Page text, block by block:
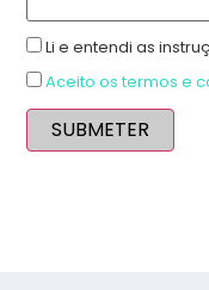
Li e entendi as
Aceito os termos e
SUBMETER